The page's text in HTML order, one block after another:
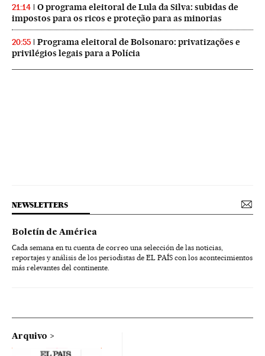
21:14
O programa eleitoral de Lula da Silva: subidas de
impostos para os ricos e proteção para as minorias
20:55
Programa eleitoral de Bolsonaro: privatizações e
privilégios legais para a Polícia
NEWSLETTERS
Boletín de América
Cada semana en tu cuenta de correo una selección de las noticias,
reportajes y análisis de los periodistas de EL PAÍS con los acontecimientos
más relevantes del continente.
Arquivo